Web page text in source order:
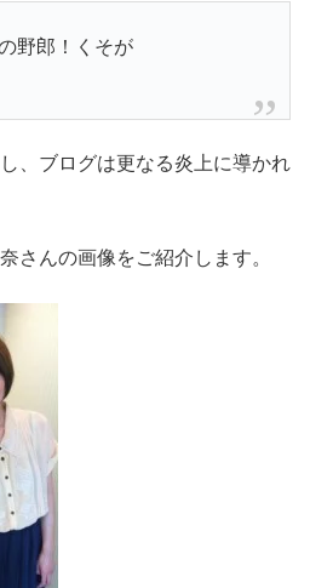
野郎！くそが
、ブログは更なる炎上に導かれ
さんの画像をご紹介します。